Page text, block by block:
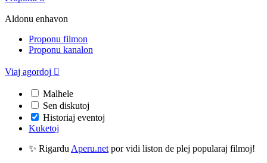
Aldonu enhavon
Proponu filmon
Proponu kanalon
Viaj agordoj 
Malhele
Sen diskutoj
Historiaj eventoj
Kuketoj
✨ Rigardu Aperu.net por vidi liston de plej popularaj filmoj!